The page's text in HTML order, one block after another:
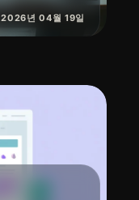
2026년 04월 19일